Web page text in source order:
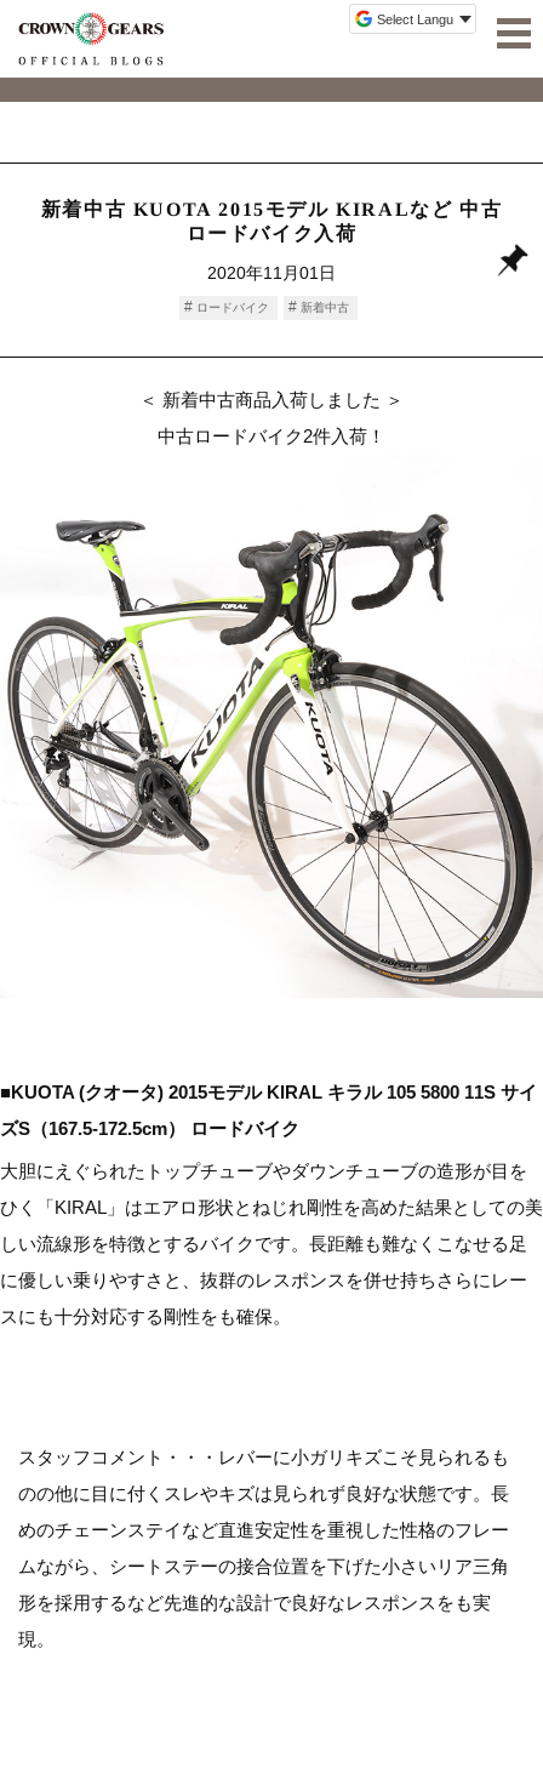
新着中古 KUOTA 2015モデル KIRALなど 中古
ロードバイク入荷
2020年11月01日
ロードバイク 新着中古
＜ 新着中古商品入荷しました ＞
中古ロードバイク2件入荷！
■KUOTA (クオータ) 2015モデル KIRAL キラル 105 5800 11S サイ
ズS（167.5-172.5cm） ロードバイク
大胆にえぐられたトップチューブやダウンチューブの造形が目を
ひく「KIRAL」はエアロ形状とねじれ剛性を高めた結果としての美
しい流線形を特徴とするバイクです。長距離も難なくこなせる足
に優しい乗りやすさと、抜群のレスポンスを併せ持ちさらにレー
スにも十分対応する剛性をも確保。
スタッフコメント・・・レバーに小ガリキズこそ見られるも
のの他に目に付くスレやキズは見られず良好な状態です。長
めのチェーンステイなど直進安定性を重視した性格のフレー
ムながら、シートステーの接合位置を下げた小さいリア三角
形を採用するなど先進的な設計で良好なレスポンスをも実
現。